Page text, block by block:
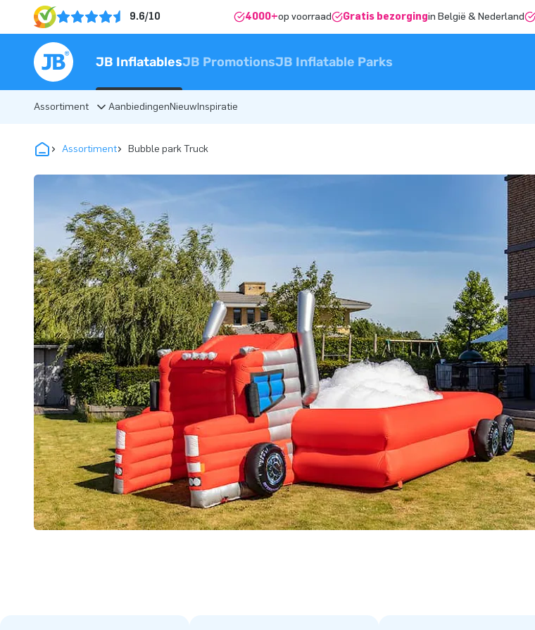
9.6/10 4000+op voorraad Gratis bezorgingin België & Nederland
JB InflatablesJB PromotionsJB Inflatable Parks
Assortiment AanbiedingenNieuwInspiratie
Assortiment Bubble park Truck